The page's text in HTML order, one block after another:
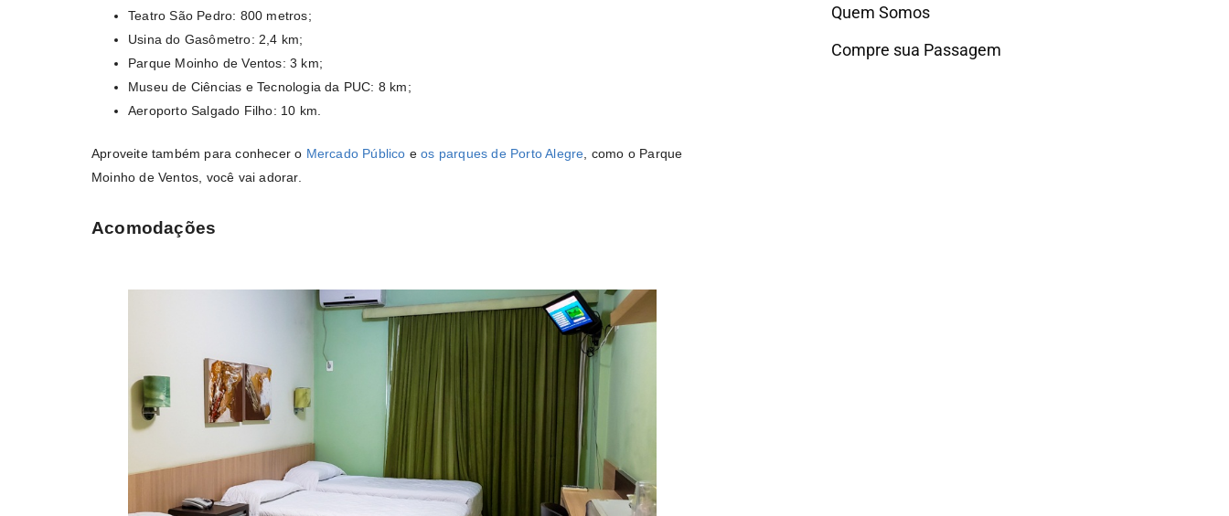
Teatro São Pedro: 800 metros;
Usina do Gasômetro: 2,4 km;
Parque Moinho de Ventos: 3 km;
Museu de Ciências e Tecnologia da PUC: 8 km;
Aeroporto Salgado Filho: 10 km.
Aproveite também para conhecer o Mercado Público eos parques de Porto Alegre , como o Parque
Moinho de Ventos, você vai adorar.
Acomodações
Quem Somos
Compre sua Passagem